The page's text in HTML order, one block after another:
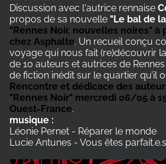
Discussion avec l'autrice rennaise
propos de sa nouvelle "Le bal de
"Rennes Noir, nouvelles noires" à
chez Asphalte. Un recueil conçu
voyage qui nous fait (re)découvrir
de 10 auteurs et autrices de
de fiction inédit sur le quartier qu’il
Rencontre et dédicace des
"Rennes Noir" mercredi 06/05 à
Ouest-France.
musique :
Léonie Pernet - Réparer le monde
Lucie Antunes - Vous êtes parfait.e.s